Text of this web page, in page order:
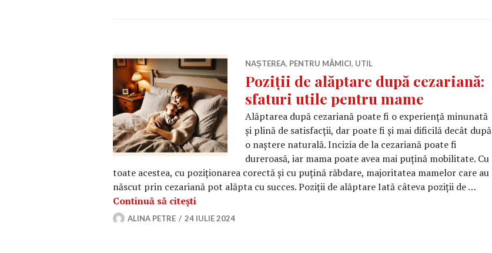
NAȘTEREA, PENTRU MĂMICI, UTIL
Poziții de alăptare după cezariană:
sfaturi utile pentru mame
Alăptarea după cezariană poate fi o experiență minunată
și plină de satisfacții, dar poate fi și mai dificilă decât după
o naștere naturală. Incizia de la cezariană poate fi
dureroasă, iar mama poate avea mai puțină mobilitate. Cu
toate acestea, cu poziționarea corectă și cu puțină răbdare, majoritatea mamelor care au
născut prin cezariană pot alăpta cu succes. Poziții de alăptare Iată câteva poziții de …
Continuă să citești
ALINA PETRE 24 IULIE 2024